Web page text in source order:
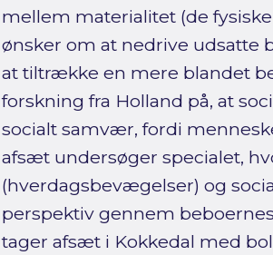
mellem materialitet (de
ønsker om at nedrive udsatte
at tiltrække en mere blandet
forskning fra Holland på, at
socialt samvær, fordi
afsæt undersøger specialet,
(hverdagsbevægelser) og
perspektiv gennem
tager afsæt i Kokkedal med